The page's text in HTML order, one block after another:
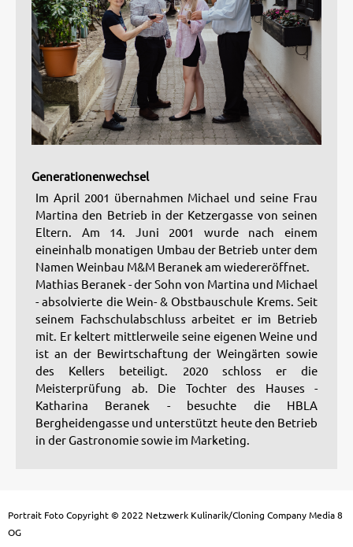
Generationenwechsel
Im April 2001 übernahmen Michael und seine Frau
Martina den Betrieb in der Ketzergasse von seinen
Eltern. Am 14. Juni 2001 wurde nach einem
eineinhalb monatigen Umbau der Betrieb unter dem
Namen Weinbau M&M Beranek am wiedereröffnet.
Mathias Beranek - der Sohn von Martina und Michael
- absolvierte die Wein- & Obstbauschule Krems. Seit
seinem Fachschulabschluss arbeitet er im Betrieb
mit. Er keltert mittlerweile seine eigenen Weine und
ist an der Bewirtschaftung der Weingärten sowie
des Kellers beteiligt. 2020 schloss er die
Meisterprüfung ab. Die Tochter des Hauses -
Katharina Beranek - besuchte die HBLA
Bergheidengasse und unterstützt heute den Betrieb
in der Gastronomie sowie im Marketing.
Portrait Foto Copyright © 2022 Netzwerk Kulinarik/Cloning Company Media 8
OG